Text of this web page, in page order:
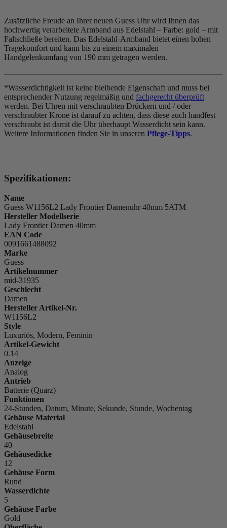
Zusätzliche Freude an Ihrer neuen Guess Uhr wird Ihnen das
hochwertig verarbeitete Armband aus Edelstahl – Farbe: gold – mit
Faltschließe bereiten. Das Edelstahl-Armband bietet einen hohen
Tragekomfort und kann bis zu einem maximalen
Handgelenkumfang von 190 mm getragen werden.
*Wasserdichtigkeit ist keine bleibende Eigenschaft und muss bei
entsprechender Nutzung regelmäßig und fachgerecht überprüft
werden. Bei Uhren mit verschraubten Drückern und / oder
verschraubter Krone ist darauf zu achten, dass diese auch handfest
verschraubt ist damit die Uhr überhaupt Wasserdicht sein kann.
Weitere Informationen finden Sie in unseren Pflege-Tipps.
Spezifikationen:
Name
Guess W1156L2 Lady Frontier Damenuhr 40mm 5ATM
Hersteller Modellserie
Lady Frontier Damen 40mm
EAN Code
0091661488092
Marke
Guess
Artikelnummer
mid-31935
Geschlecht
Damen
Hersteller Artikel-Nr.
W1156L2
Style
Luxuriös, Modern, Feminin
Artikel-Gewicht
0.14
Anzeige
Analog
Antrieb
Batterie (Quarz)
Funktionen
24-Stunden, Datum, Minute, Sekunde, Stunde, Wochentag
Gehäuse Material
Edelstahl
Gehäusebreite
40
Gehäusedicke
12
Gehäuse Form
Rund
Wasserdichte
5
Gehäuse Farbe
Gold